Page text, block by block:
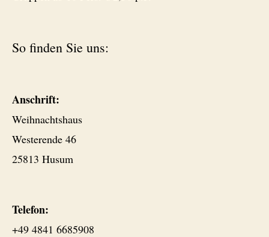
So finden Sie uns:
Anschrift:
Weihnachtshaus
Westerende 46
25813 Husum
Telefon:
+49 4841 6685908